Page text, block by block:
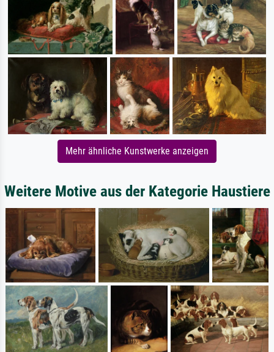
Mehr ähnliche Kunstwerke anzeigen
Weitere Motive aus der Kategorie Haustiere